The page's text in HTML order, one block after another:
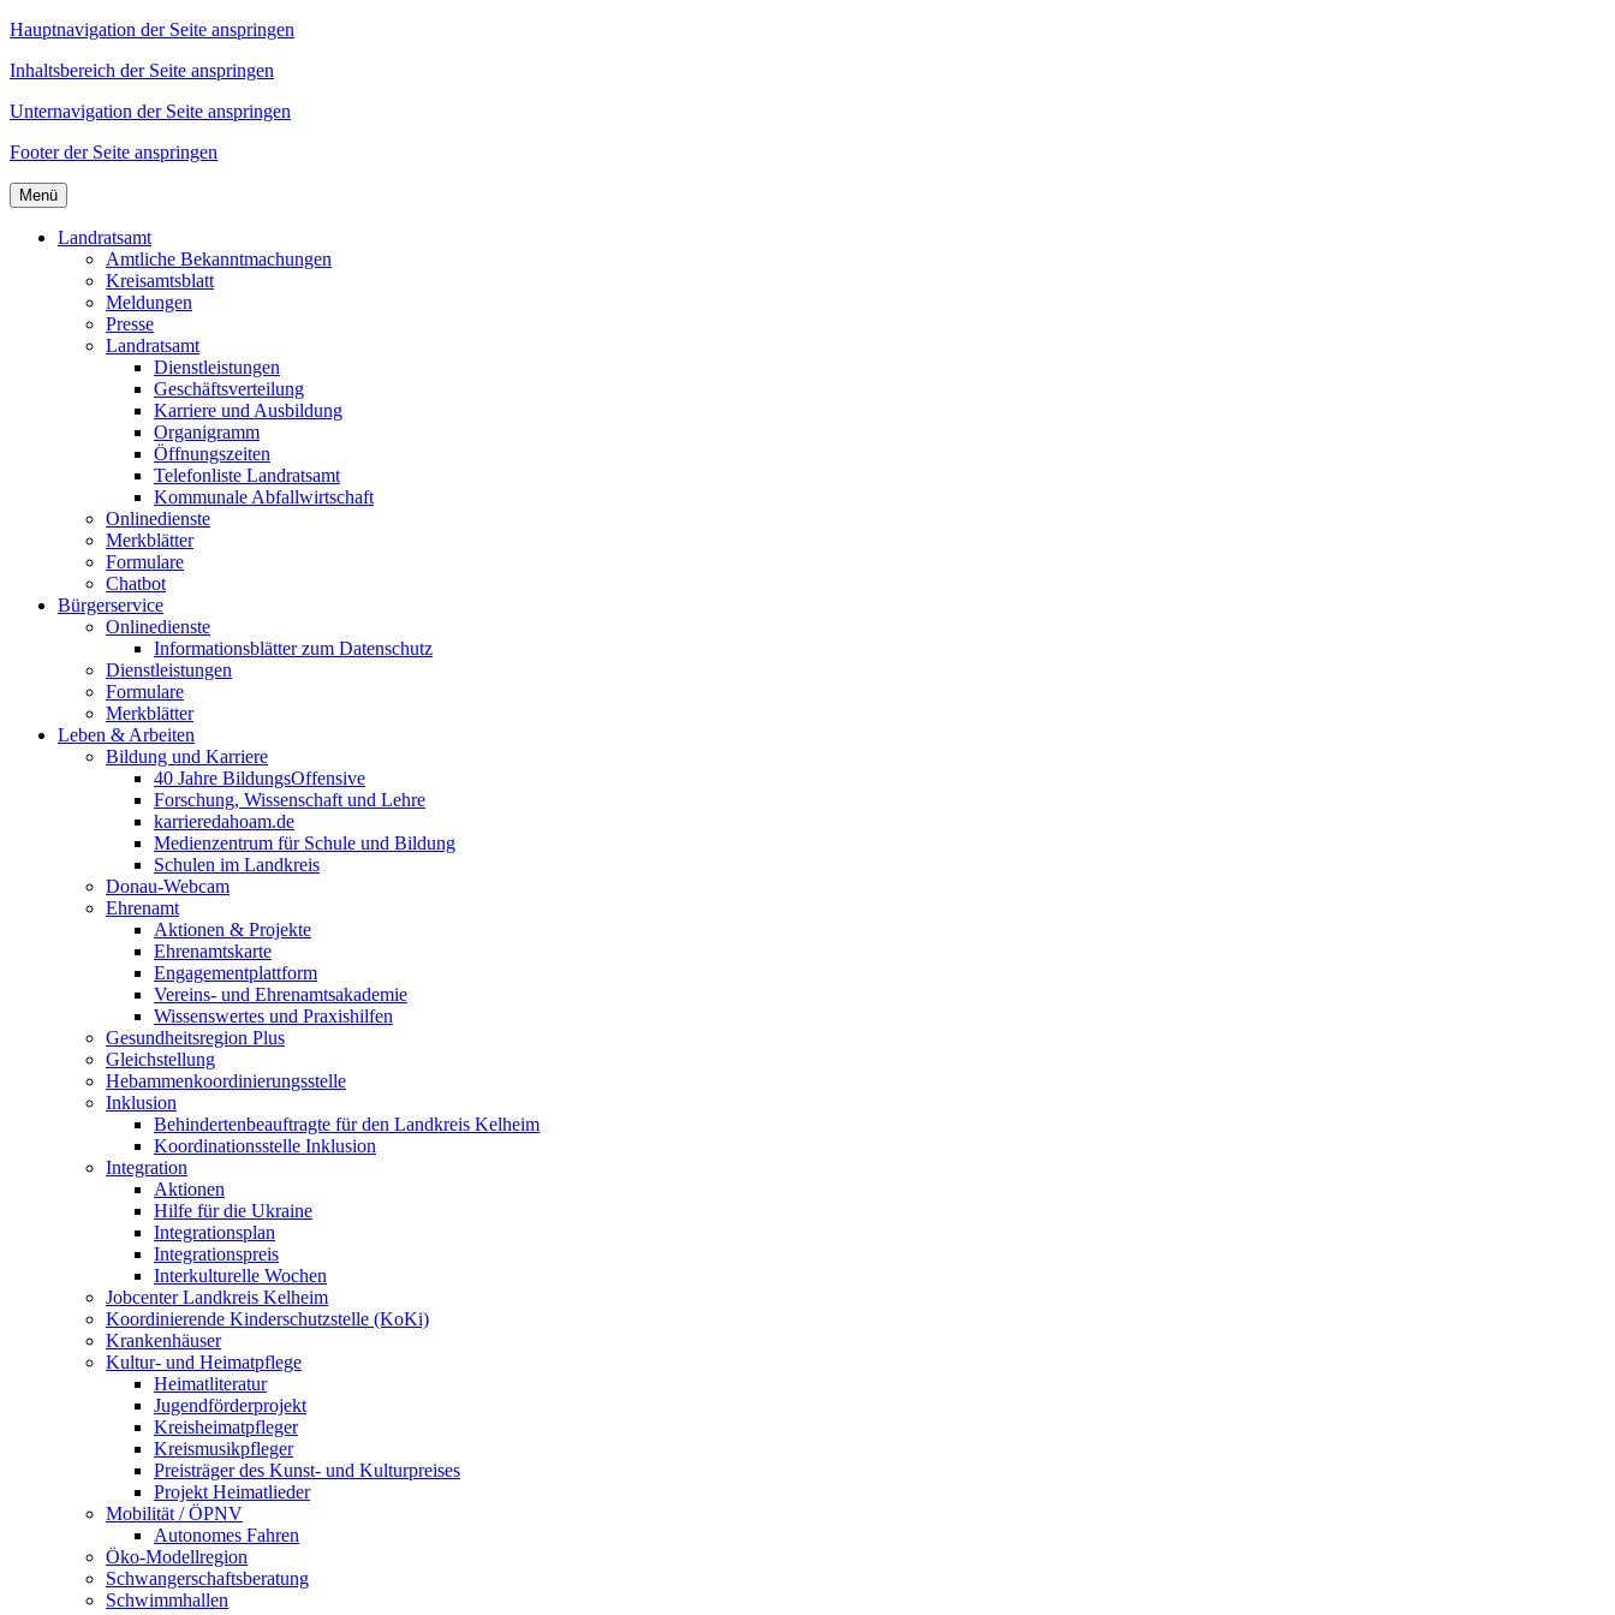
Hauptnavigation der Seite anspringen
Inhaltsbereich der Seite anspringen
Unternavigation der Seite anspringen
Footer der Seite anspringen
Menü
Landratsamt
Amtliche Bekanntmachungen
Kreisamtsblatt
Meldungen
Presse
Landratsamt
Dienstleistungen
Geschäftsverteilung
Karriere und Ausbildung
Organigramm
Öffnungszeiten
Telefonliste Landratsamt
Kommunale Abfallwirtschaft
Onlinedienste
Merkblätter
Formulare
Chatbot
Bürgerservice
Onlinedienste
Informationsblätter zum Datenschutz
Dienstleistungen
Formulare
Merkblätter
Leben & Arbeiten
Bildung und Karriere
40 Jahre BildungsOffensive
Forschung, Wissenschaft und Lehre
karrieredahoam.de
Medienzentrum für Schule und Bildung
Schulen im Landkreis
Donau-Webcam
Ehrenamt
Aktionen & Projekte
Ehrenamtskarte
Engagementplattform
Vereins- und Ehrenamtsakademie
Wissenswertes und Praxishilfen
Gesundheitsregion Plus
Gleichstellung
Hebammenkoordinierungsstelle
Inklusion
Behindertenbeauftragte für den Landkreis Kelheim
Koordinationsstelle Inklusion
Integration
Aktionen
Hilfe für die Ukraine
Integrationsplan
Integrationspreis
Interkulturelle Wochen
Jobcenter Landkreis Kelheim
Koordinierende Kinderschutzstelle (KoKi)
Krankenhäuser
Kultur- und Heimatpflege
Heimatliteratur
Jugendförderprojekt
Kreisheimatpfleger
Kreismusikpfleger
Preisträger des Kunst- und Kulturpreises
Projekt Heimatlieder
Mobilität / ÖPNV
Autonomes Fahren
Öko-Modellregion
Schwangerschaftsberatung
Schwimmhallen